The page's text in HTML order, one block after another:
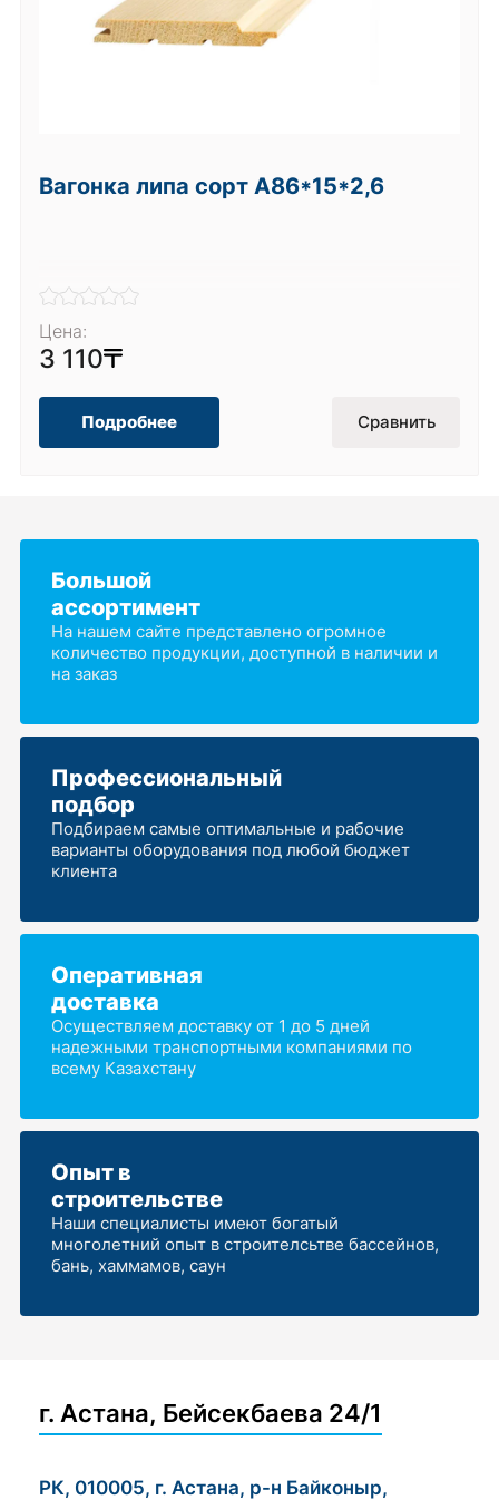
Вагонка липа сорт А86*15*2,6
Цена:
3 110
Подробнее Сравнить
Большой
ассортимент
На нашем сайте представлено огромное
количество продукции, доступной в наличии и
на заказ
Профессиональный
подбор
Подбираем самые оптимальные и рабочие
варианты оборудования под любой бюджет
клиента
Оперативная
доставка
Осуществляем доставку от 1 до 5 дней
надежными транспортными компаниями по
всему Казахстану
Опыт в
строительстве
Наши специалисты имеют богатый
многолетний опыт в строителсьтве бассейнов,
бань, хаммамов, саун
г. Астана, Бейсекбаева 24/1
РК, 010005, г. Астана, р-н Байконыр,